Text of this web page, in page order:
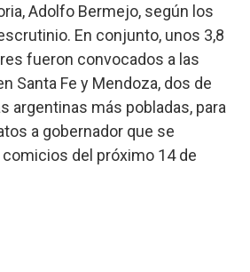
Adolfo Bermejo, según los
En conjunto, unos 3,8
fueron convocados a las
Santa Fe y Mendoza, dos de
argentinas más pobladas, para
a gobernador que se
del próximo 14 de